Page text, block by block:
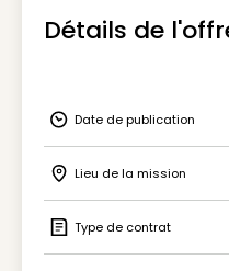
Détails de
Icon Date de
Date de publication
Icon Lieu de la mission
Lieu de la mission
Icon Type de contrat
Type de contrat